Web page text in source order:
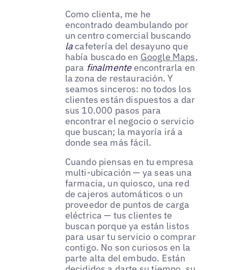
Como clienta, me he
encontrado deambulando por
un centro comercial buscando
lacafetería del desayuno que
había buscado en Google Maps,
para finalmenteencontrarla en
la zona de restauración. Y
seamos sinceros: no todos los
clientes están dispuestos a dar
sus 10.000 pasos para
encontrar el negocio o servicio
que buscan; la mayoría irá a
donde sea más fácil.
Cuando piensas en tu empresa
multi-ubicación — ya seas una
farmacia, un quiosco, una red
de cajeros automáticos o un
proveedor de puntos de carga
eléctrica — tus clientes te
buscan porque ya están listos
para usar tu servicio o comprar
contigo. No son curiosos en la
parte alta del embudo. Están